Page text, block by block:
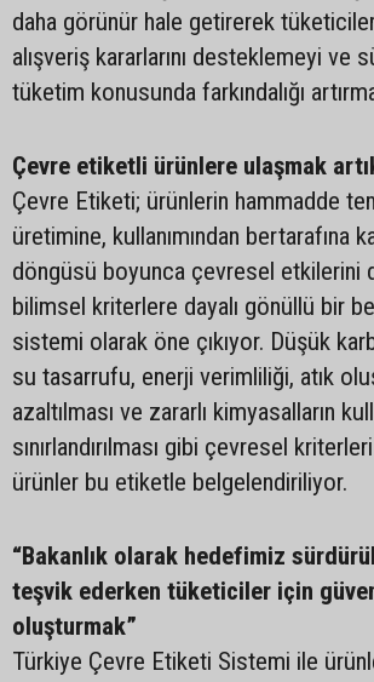
daha görünür hale getirerek
alışveriş kararlarını desteklemeyi ve
tüketim konusunda farkındalığı
Çevre etiketli ürünlere ulaşmak
Çevre Etiketi; ürünlerin hammadde
üretimine, kullanımından bertarafına
döngüsü boyunca çevresel etkilerini
bilimsel kriterlere dayalı gönüllü bir
sistemi olarak öne çıkıyor. Düşük
su tasarrufu, enerji verimliliği, atık
azaltılması ve zararlı kimyasalların
sınırlandırılması gibi çevresel
ürünler bu etiketle belgelendiriliyor.
“Bakanlık olarak hedefimiz
teşvik ederken tüketiciler için
oluşturmak”
Türkiye Çevre Etiketi Sistemi ile